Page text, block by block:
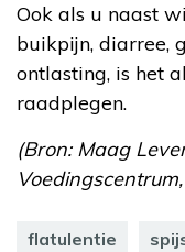
Ook als u naast
buikpijn, diarree,
ontlasting, is het
raadplegen.
(Bron: Maag
flatulentie